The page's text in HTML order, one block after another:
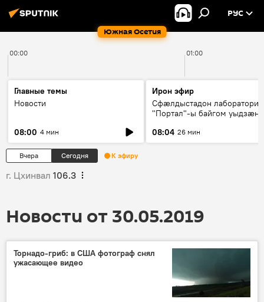
Южная Осетия
РУС
00:00 01:00
Главные темы
Новости
08:00 4 мин
Ирон эфир
Сфæлдыстадон лаборатори
"Портал"-ы байгом уыдзæн
Æхсары куыстыты равдыст
08:04 26 мин
Вчера Сегодня К эфиру
г. Цхинвал 106.3
Новости от 30.05.2019
Торнадо-гриб: в США фотограф снял
ужасающее видео